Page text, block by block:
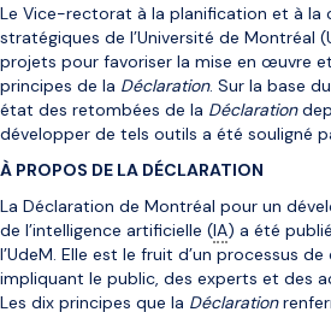
Le Vice-rectorat à la planification et à la
stratégiques de l’Université de Montréal
projets pour favoriser la mise en œuvre
principes de la Déclaration. Sur la base du
état des retombées de la Déclaration
développer de tels outils a été souligné
À PROPOS DE LA DÉCLARATION
La Déclaration de Montréal pour un
de l’intelligence artificielle (IA) a été
l’UdeM. Elle est le fruit d’un processus
impliquant le public, des experts et des
Les dix principes que la Déclaration